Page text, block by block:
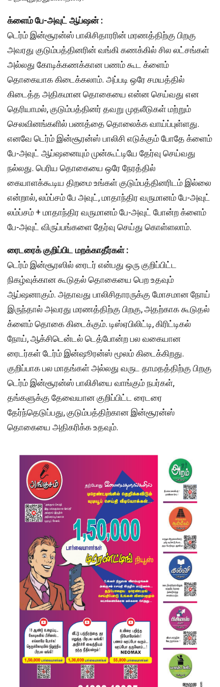
க்ளைம் பே-அவுட் ஆப்ஷன் :
டெர்ம் இன்சூரன்ஸ் பாலிசிதாரரின் மரணத்திற்கு பிறகு
அவரது குடும்பத்தினரின் வங்கி கணக்கில் சில லட்சங்கள்
அல்லது கோடிக்கணக்கான பணம் கூட க்ளைம்
தொகையாக கிடைக்கலாம். அப்படி ஒரே சமயத்தில்
கிடைத்த அதிகமான தொகையை என்ன செய்வது என
தெரியாமல், குடும்பத்தினர் தவறு முதலீடுகள் மற்றும்
செலவினங்களில் பணத்தை தொலைக்க வாய்ப்புள்ளது.
எனவே டெர்ம் இன்சூரன்ஸ் பாலிசி எடுக்கும் போதே க்ளைம்
பே-அவுட் ஆப்ஷனையும் முன்கூட்டியே தேர்வு செய்வது
நல்லது. பெரிய தொகையை ஒரே நேரத்தில்
கையாளக்கூடிய திறமை உங்கள் குடும்பத்தினரிடம் இல்லை
என்றால், லம்ப்சம் பே அவுட், மாதாந்திர வருமானம் பே-அவுட்
லம்ப்சம் + மாதாந்திர வருமானம் பே-அவுட் போன்ற க்ளைம்
பே-அவுட் விருப்பங்களை தேர்வு செய்து கொள்ளலாம்.
ரைடரைக் குறிப்பிட மறக்காதீர்கள் :
டெர்ம் இன்சூரஸில் ரைடர் என்பது ஒரு குறிப்பிட்ட
நிகழ்வுக்கான கூடுதல் தொகையை பெற உதவும்
ஆப்ஷனாகும். அதாவது பாலிசிதாரருக்கு மோசமான நோய்
இருந்தால் அவரது மரணத்திற்கு பிறகு, அதற்காக கூடுதல்
க்ளைம் தொகை கிடைக்கும். டிஸ்ஏபிலிட்டி, கிரிட்டிகல்
நோய், ஆக்சிடென்டல் டெத்போன்ற பல வகையான
ரைடர்கள் டேர்ம் இன்ஷூரன்ஸ் மூலம் கிடைக்கிறது.
குறிப்பாக பல மாதங்கள் அல்லது வருட தாமதத்திற்கு பிறகு
டெர்ம் இன்சூரன்ஸ் பாலிசியை வாங்கும் நபர்கள்,
தங்களுக்கு தேவையான குறிப்பிட்ட ரைடரை
தேர்ந்தெடுப்பது, குடும்பத்திற்கான இன்சூரன்ஸ்
தொகையை அதிகரிக்க உதவும்.